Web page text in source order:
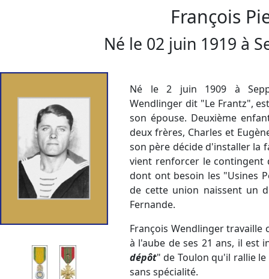
François
Né le 02 juin 1919 à
Né le 2 juin 1909 à
Wendlinger dit "Le Frantz",
son épouse. Deuxième
deux frères, Charles et
son père décide d'installer la
vient renforcer le contingent
dont ont besoin les "Usines
de cette union naissent un
Fernande.
François Wendlinger travaille
à l'aube de ses 21 ans, il est
dépôt" de Toulon qu'il rallie
sans spécialité.